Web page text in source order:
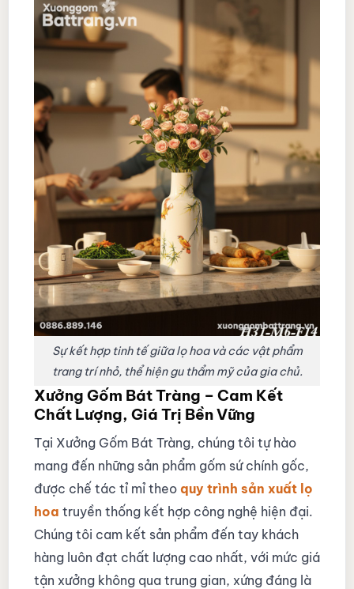
Sự kết hợp tinh tế giữa lọ hoa và các vật phẩm
trang trí nhỏ, thể hiện gu thẩm mỹ của gia chủ.
Xưởng Gốm Bát Tràng – Cam Kết
Chất Lượng, Giá Trị Bền Vững
Tại Xưởng Gốm Bát Tràng, chúng tôi tự hào
mang đến những sản phẩm gốm sứ chính gốc,
được chế tác tỉ mỉ theo quy trình sản xuất lọ
hoa truyền thống kết hợp công nghệ hiện đại.
Chúng tôi cam kết sản phẩm đến tay khách
hàng luôn đạt chất lượng cao nhất, với mức giá
tận xưởng không qua trung gian, xứng đáng là